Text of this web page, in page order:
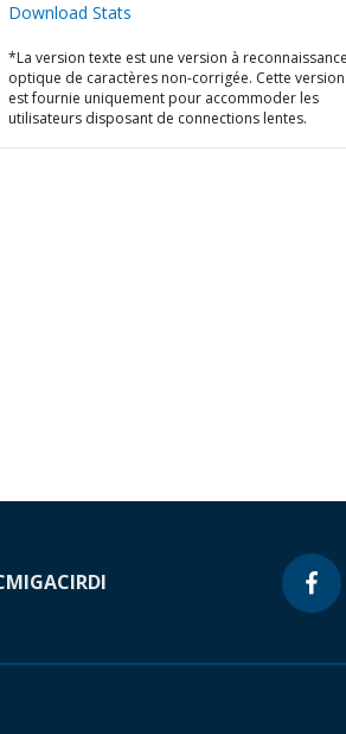
Download Stats
*La version texte est une version à reconnaissance
optique de caractères non-corrigée. Cette version
est fournie uniquement pour accommoder les
utilisateurs disposant de connections lentes.
MIGACIRDI